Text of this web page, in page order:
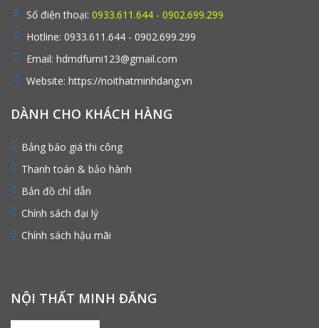
Số điện thoại: 0933.611.644 - 0902.699.299
Hotline: 0933.611.644 - 0902.699.299
Email: hdmdfurni123@gmail.com
Website: https://noithatminhdang.vn
DÀNH CHO KHÁCH HÀNG
Bảng báo giá thi công
Thanh toán & bảo hành
Bản đồ chỉ dẫn
Chính sách đại lý
Chính sách hậu mãi
NỘI THẤT MINH ĐĂNG